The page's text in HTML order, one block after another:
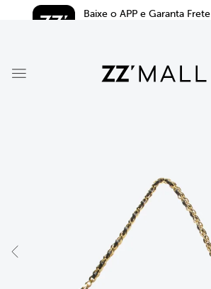
Baixe o APP e Garanta Frete